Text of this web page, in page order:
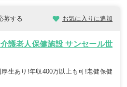
募する お気に入りに追加
護老人保健施設 サンセール世
生あり!年収400万以上も可!老健保健